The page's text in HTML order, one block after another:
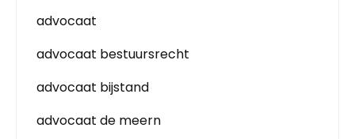
advocaat
advocaat bestuursrecht
advocaat bijstand
advocaat de meern